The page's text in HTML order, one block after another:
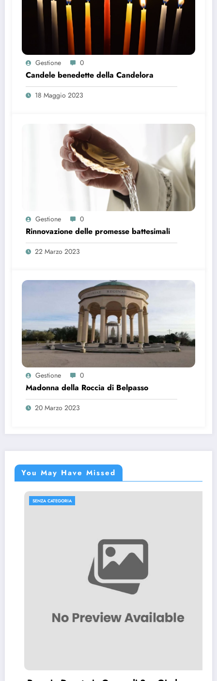
Gestione 0
Candele benedette della Candelora
18 Maggio 2023
Gestione 0
Rinnovazione delle promesse battesimali
22 Marzo 2023
Gestione 0
Madonna della Roccia di Belpasso
20 Marzo 2023
You May Have Missed
SENZA CATEGORIA